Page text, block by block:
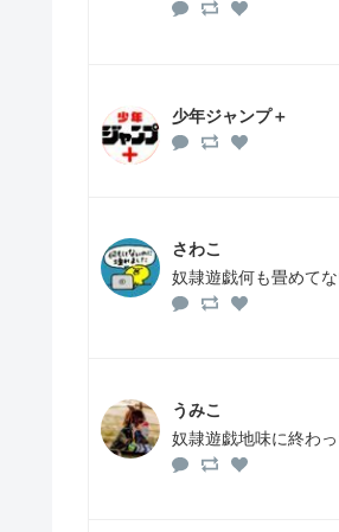
少年ジャンプ＋
さわこ
奴隷遊戯何も畳めて
うみこ
奴隷遊戯地味に終わ